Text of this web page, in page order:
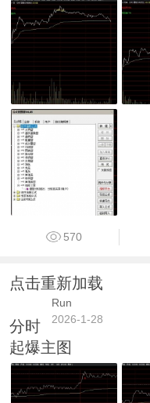
570
点击重新加载
Run
2026-1-28
分时
起爆主图